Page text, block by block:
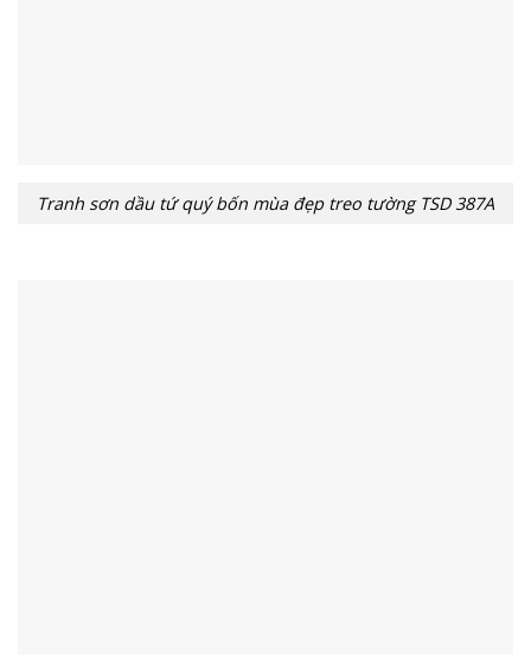
Tranh sơn dầu tứ quý bốn mùa đẹp treo tường TSD 387A